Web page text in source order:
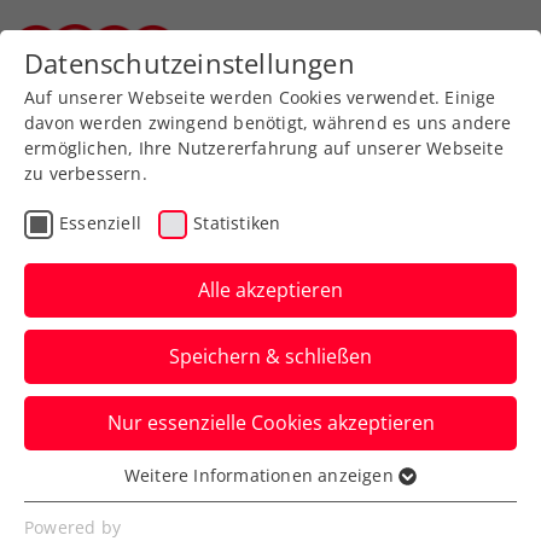
Zurück zur Newsübersicht
Turniere
NÖ Open powered by
EVN: Neumayer vom
Choinski-Express
gestoppt
Finalniederlage in Tulln: Das ÖTV-Ass
muss auf den ersten ATP-Challenger-Titel
vorläufig weiter warten.
Datenschutzeinstellungen
Auf unserer Webseite werden Cookies verwendet. Einige
davon werden zwingend benötigt, während es uns andere
ermöglichen, Ihre Nutzererfahrung auf unserer Webseite
zu verbessern.
Essenziell Statistiken
Alle akzeptieren
Speichern & schließen
Nur essenzielle Cookies akzeptieren
Essenziell
Essenzielle Cookies werden für grundlegende
Weitere Informationen anzeigen
Powered by